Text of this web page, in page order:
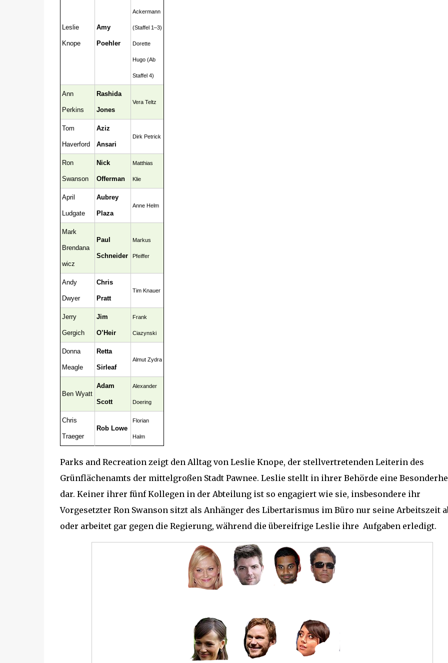
Leslie
Knope
Amy
Poehler
Ackermann
(Staffel 1–3)
Dorette
Hugo (Ab
Staffel 4)
Ann
Perkins
Rashida
Jones
Vera Teltz
Tom
Haverford
Aziz
Ansari
Dirk Petrick
Ron
Swanson
Nick
Offerman
Matthias
Klie
April
Ludgate
Aubrey
Plaza
Anne Helm
Mark
Brendana
wicz
Paul
Schneider
Markus
Pfeiffer
Andy
Dwyer
Chris
Pratt
Tim Knauer
Jerry
Gergich
Jim
O’Heir
Frank
Ciazynski
Donna
Meagle
Retta
Sirleaf
Almut Zydra
Ben Wyatt
Adam
Scott
Alexander
Doering
Chris
Traeger
Rob Lowe
Florian
Halm
Parks and Recreation zeigt den Alltag von Leslie Knope, der stellvertretenden Leiterin des
Grünflächenamts der mittelgroßen Stadt Pawnee. Leslie stellt in ihrer Behörde eine
dar. Keiner ihrer fünf Kollegen in der Abteilung ist so engagiert wie sie, insbesondere ihr
Vorgesetzter Ron Swanson sitzt als Anhänger des Libertarismus im Büro nur seine Arbeitszeit
oder arbeitet gar gegen die Regierung, während die übereifrige Leslie ihre Aufgaben erledigt.